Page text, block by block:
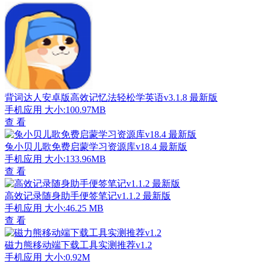
背词达人安卓版高效记忆法轻松学英语v3.1.8 最新版
手机应用 大小:100.97MB
查 看
兔小贝儿歌免费启蒙学习资源库v18.4 最新版
手机应用 大小:133.96MB
查 看
高效记录随身助手便签笔记v1.1.2 最新版
手机应用 大小:46.25 MB
查 看
磁力熊移动端下载工具实测推荐v1.2
手机应用 大小:0.92M